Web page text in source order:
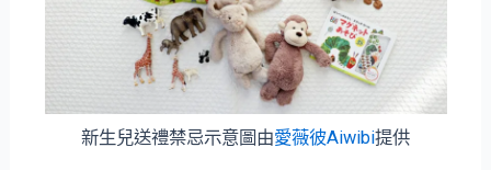
新生兒送禮禁忌示意圖由愛薇彼Aiwibi提供